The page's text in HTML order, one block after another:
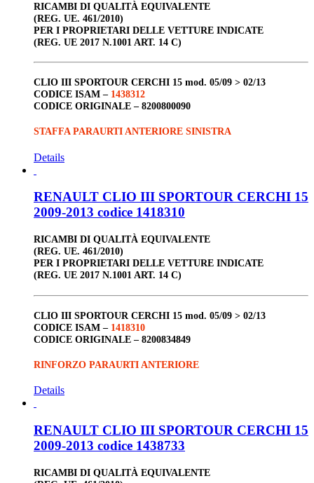
RICAMBI DI QUALITÀ EQUIVALENTE
(REG. UE. 461/2010)
PER I PROPRIETARI DELLE VETTURE INDICATE
(REG. UE 2017 N.1001 ART. 14 C)
CLIO III SPORTOUR CERCHI 15 mod. 05/09 > 02/13
CODICE ISAM – 1438312
CODICE ORIGINALE – 8200800090
STAFFA PARAURTI ANTERIORE SINISTRA
Details
RENAULT CLIO III SPORTOUR CERCHI 15
2009-2013 codice 1418310
RICAMBI DI QUALITÀ EQUIVALENTE
(REG. UE. 461/2010)
PER I PROPRIETARI DELLE VETTURE INDICATE
(REG. UE 2017 N.1001 ART. 14 C)
CLIO III SPORTOUR CERCHI 15 mod. 05/09 > 02/13
CODICE ISAM – 1418310
CODICE ORIGINALE – 8200834849
RINFORZO PARAURTI ANTERIORE
Details
RENAULT CLIO III SPORTOUR CERCHI 15
2009-2013 codice 1438733
RICAMBI DI QUALITÀ EQUIVALENTE